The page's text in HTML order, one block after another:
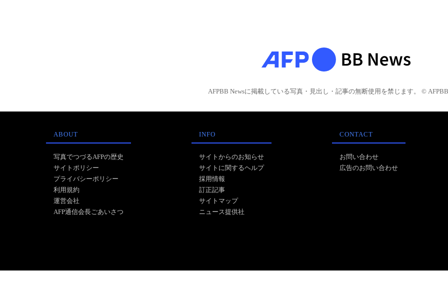
AFPBB Newsに掲載している写真・見出し・記事の無断使用を禁じます。 © AFPBB
ABOUT
写真でつづるAFPの歴史
サイトポリシー
プライバシーポリシー
利用規約
運営会社
AFP通信会長ごあいさつ
INFO
サイトからのお知らせ
サイトに関するヘルプ
採用情報
訂正記事
サイトマップ
ニュース提供社
CONTACT
お問い合わせ
広告のお問い合わせ